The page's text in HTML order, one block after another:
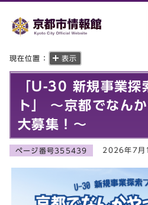
現在位置： 表示
「U-30 新規事業探
ト」 ～京都でなん
大募集！～
ページ番号355439 2026年7月